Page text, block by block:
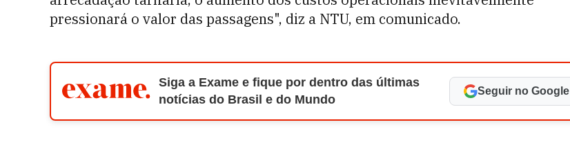
pressionará o valor das passagens", diz a NTU, em comunicado.
Siga a Exame e fique por dentro das últimas
notícias do Brasil e do Mundo
Seguir no Google